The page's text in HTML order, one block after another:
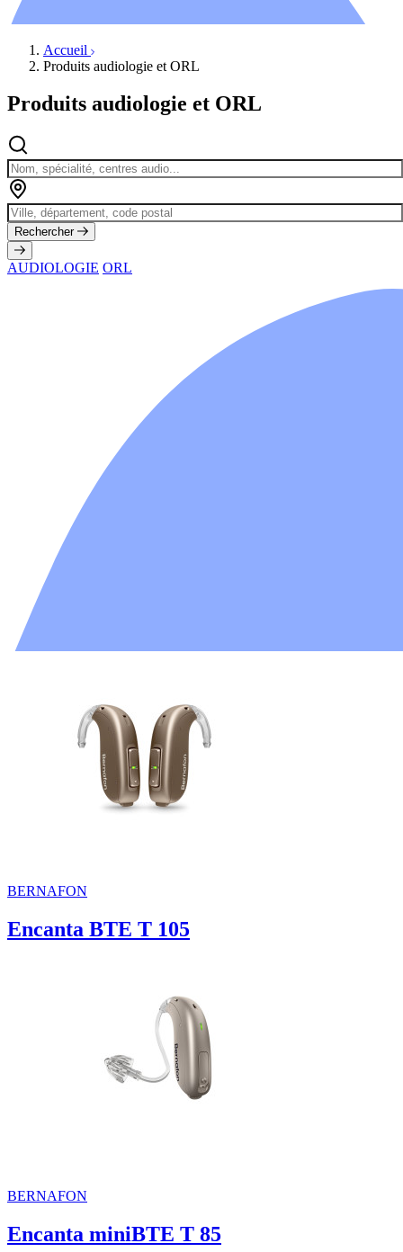
Accueil
Produits audiologie et ORL
Produits audiologie et ORL
Rechercher
AUDIOLOGIE ORL
BERNAFON
Encanta BTE T 105
BERNAFON
Encanta miniBTE T 85